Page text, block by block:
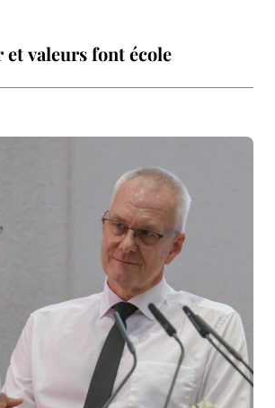
et valeurs font école